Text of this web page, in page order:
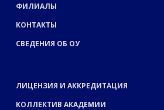
ФИЛИАЛЫ
КОНТАКТЫ
СВЕДЕНИЯ ОБ ОУ
ЛИЦЕНЗИЯ И АККРЕДИТАЦИЯ
КОЛЛЕКТИВ АКАДЕМИИ